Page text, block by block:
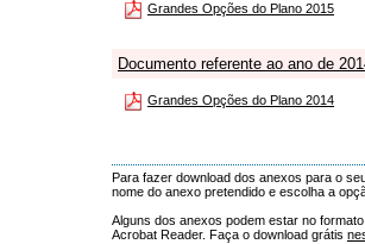
Grandes Opções do Plano 2015
Documento referente ao ano de
Grandes Opções do Plano 2014
Para fazer download dos anexos para o
nome do anexo pretendido e escolha a
Alguns dos anexos podem estar no
Acrobat Reader. Faça o download grátis